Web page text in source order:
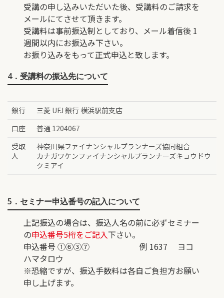
受講の申し込みいただいた後、受講料のご請求を
メールにてさせて頂きます。
受講料は事前振込制としており、メール着信後 1
週間以内にお振込み下さい。
お振り込みをもって正式申込と致します。
4．受講料の振込先について
銀行
三菱 UFJ 銀行 横浜駅前支店
口座
普通 1204067
受取
人
神奈川県ファイナンシャルプランナーズ協同組合
カナガワケンファイナンシャルプランナーズキョウドウ
クミアイ
5．セミナー申込番号の記入について
上記振込の場合は、振込人名の前に必ずセミナー
の申込番号5桁をご記入下さい。
申込番号 ①⑥③⑦ 例 1637 ヨコ
ハマタロウ
※恐縮ですが、振込手数料は各自ご負担方お願い
申し上げます。